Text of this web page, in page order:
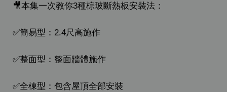
🎥本集一次教你3種棕玻斷熱板安裝法：
✅簡易型：2.4尺高施作
✅整面型：整面牆體施作
✅全棟型：包含屋頂全部安裝